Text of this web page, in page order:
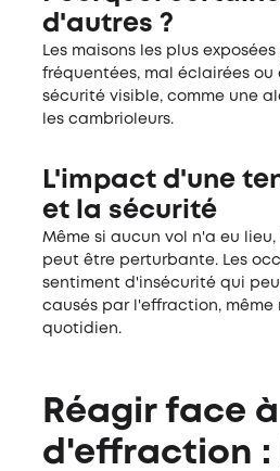
d'autres ?
Les maisons les plus
fréquentées, mal éclairées ou
sécurité visible, comme une
les cambrioleurs.
L'impact d'une
et la sécurité
Même si aucun vol n'a eu
peut être perturbante. Les
sentiment d'insécurité qui
causés par l'effraction,
quotidien.
Réagir face
d'effraction :